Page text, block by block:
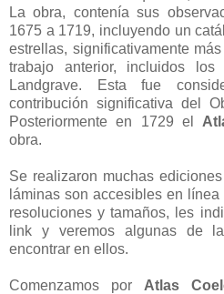
La obra, contenía sus
1675 a 1719, incluyendo un
estrellas, significativamente
trabajo anterior, incluidos
Landgrave. Esta fue
contribución significativa del
Posteriormente en 1729 el
obra.
Se realizaron muchas
láminas son accesibles en
resoluciones y tamaños, les
link y veremos algunas de
encontrar en ellos.
Comenzamos por Atlas